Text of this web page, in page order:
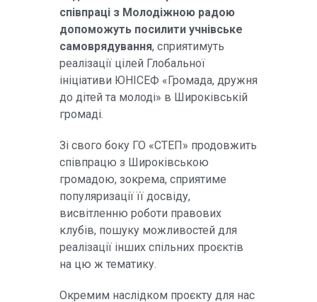
співпраці з Молодіжною радою
допоможуть посилити учнівське
самоврядування, сприятимуть
реалізації цілей Глобальної
ініціативи ЮНІСЕФ «Громада, дружня
до дітей та молоді» в Широківській
громаді.
Зі свого боку ГО «СТЕП» продовжить
співпрацю з Широківською
громадою, зокрема, сприятиме
популяризації її досвіду,
висвітленню роботи правових
клубів, пошуку можливостей для
реалізації інших спільних проєктів
на цю ж тематику.
Окремим наслідком проєкту для нас